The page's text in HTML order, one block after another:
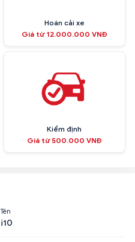
Hoán cải xe
Giá từ 12.000.000 VNĐ
Kiểm định
Giá từ 500.000 VNĐ
Tên
i10